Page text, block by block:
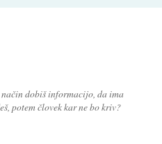
dobiš informacijo, da ima
potem človek kar ne bo kriv?